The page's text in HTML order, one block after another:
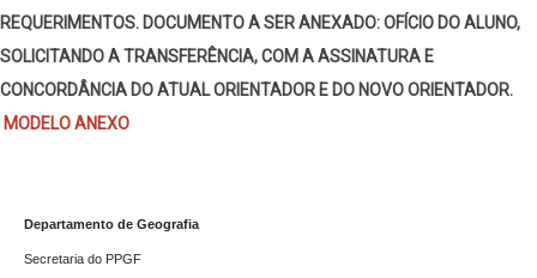
REQUERIMENTOS. DOCUMENTO A SER ANEXADO: OFÍCIO DO ALUNO,
SOLICITANDO A TRANSFERÊNCIA, COM A ASSINATURA E
CONCORDÂNCIA DO ATUAL ORIENTADOR E DO NOVO ORIENTADOR.
MODELO ANEXO
Departamento de Geografia
Secretaria do PPGF